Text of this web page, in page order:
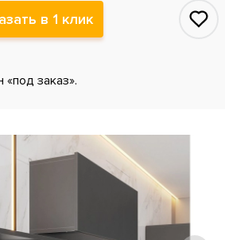
в 1 клик
«под заказ».